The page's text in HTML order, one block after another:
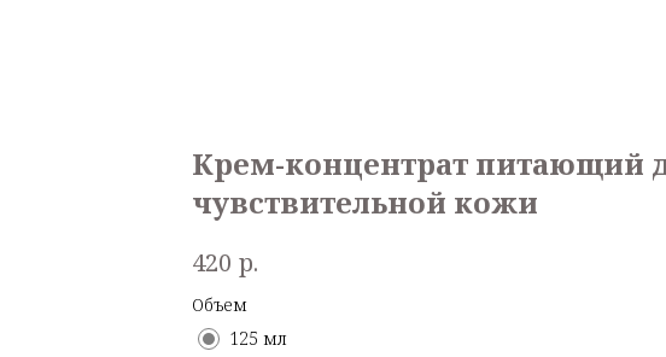
Крем-концентрат питающий
чувствительной кожи
420 р.
Объем
125 мл